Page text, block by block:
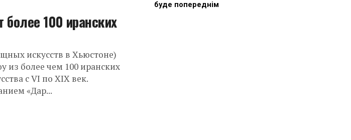
более 100 иранских
искусств в Хьюстоне)
из более чем 100 иранских
с VI по XIX век.
«Дар...
буде попереднім